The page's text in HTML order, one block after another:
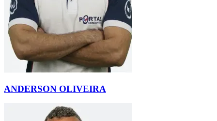
ANDERSON OLIVEIRA